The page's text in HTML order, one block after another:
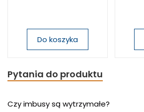
Do koszyka
Pytania do produktu
Czy imbusy są wytrzymałe?